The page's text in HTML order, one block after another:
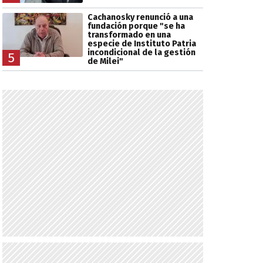
5
Cachanosky renunció a una
fundación porque "se ha
transformado en una
especie de Instituto Patria
incondicional de la gestión
de Milei"